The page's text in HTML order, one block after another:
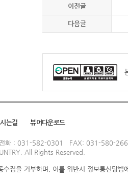
이전글
다음글
는길 뷰어다운로드
전화 : 031-582-0301 FAX: 031-580-
All Rights Reserved.
수집을 거부하며, 이를 위반시 정보통신망법